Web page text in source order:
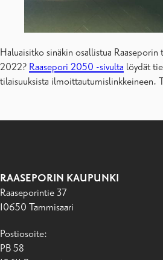
Haluaisitko sinäkin osallistua Raaseporin
2022? Raasepori 2050 -sivulta löydät
tilaisuuksista ilmoittautumislinkkeineen.
RAASEPORIN KAUPUNKI
Raaseporintie 37
10650 Tammisaari
Postiosoite:
PB 58